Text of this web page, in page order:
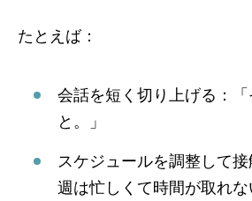
たとえば：
会話を短く切り上げる：
と。」
スケジュールを調整して
週は忙しくて時間が取れな